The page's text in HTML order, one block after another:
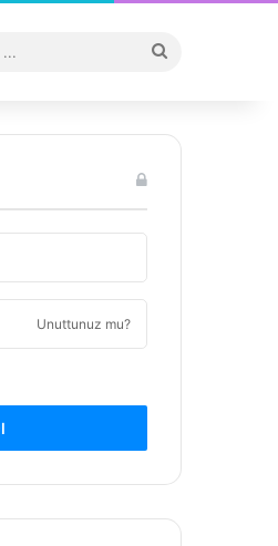
...
Unuttunuz mu?